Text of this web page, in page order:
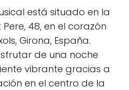
está situado en la
48, en el corazón
Girona, España.
de una noche
vibrante gracias a
en el centro de la